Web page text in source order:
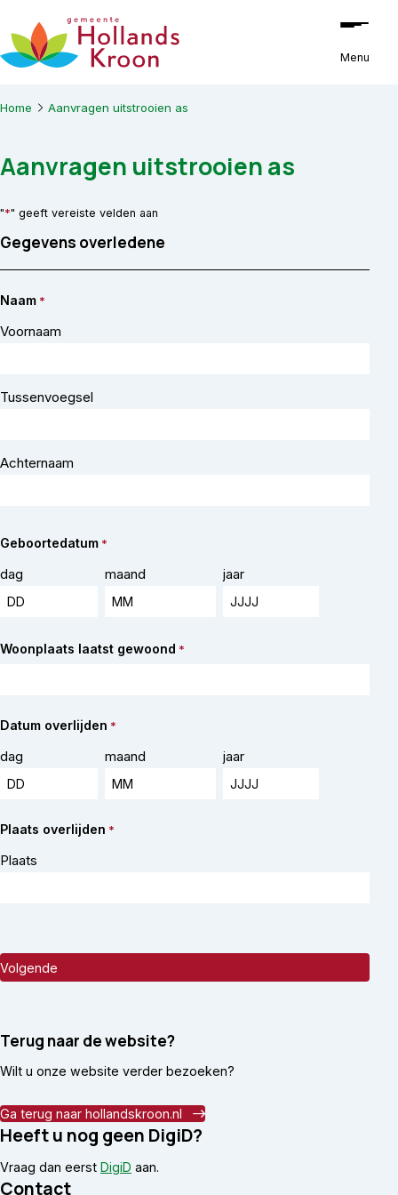
Ga naar de inhoud
Menu
Home Aanvragen uitstrooien as
Aanvragen uitstrooien as
"*" geeft vereiste velden aan
Gegevens overledene
Naam *
Voornaam
Tussenvoegsel
Achternaam
Geboortedatum *
dag maand jaar
Woonplaats laatst gewoond *
Datum overlijden *
dag maand jaar
Plaats overlijden *
Plaats
Terug naar de website?
Wilt u onze website verder bezoeken?
Ga terug naar hollandskroon.nl
Heeft u nog geen DigiD?
Vraag dan eerst DigiD aan.
Contact